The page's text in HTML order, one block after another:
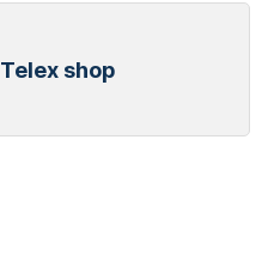
Telex shop